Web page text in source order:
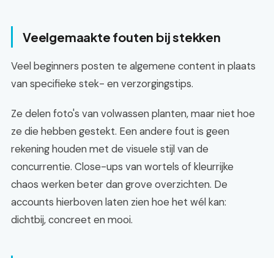
Veelgemaakte fouten bij stekken
Veel beginners posten te algemene content in plaats
van specifieke stek- en verzorgingstips.
Ze delen foto's van volwassen planten, maar niet hoe
ze die hebben gestekt. Een andere fout is geen
rekening houden met de visuele stijl van de
concurrentie. Close-ups van wortels of kleurrijke
chaos werken beter dan grove overzichten. De
accounts hierboven laten zien hoe het wél kan:
dichtbij, concreet en mooi.